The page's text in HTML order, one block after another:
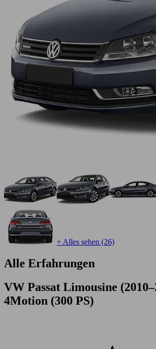
+ Alles sehen (26)
Alle Erfahrungen
VW Passat Limousine
4Motion (300 PS)